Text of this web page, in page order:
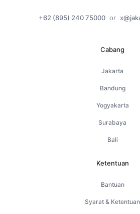
+62 (895) 240 75000 or
Cabang
Jakarta
Bandung
Yogyakarta
Surabaya
Bali
Ketentuan
Bantuan
Syarat & Ketentuan